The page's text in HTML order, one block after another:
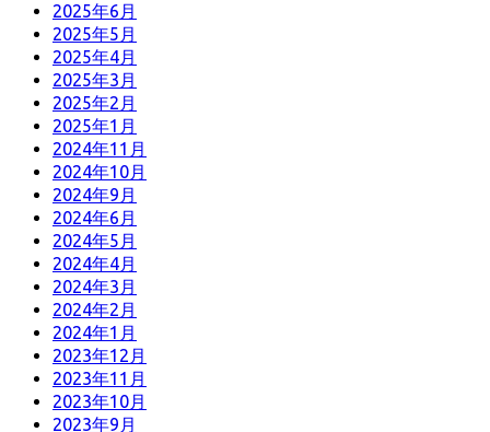
2025年6月
2025年5月
2025年4月
2025年3月
2025年2月
2025年1月
2024年11月
2024年10月
2024年9月
2024年6月
2024年5月
2024年4月
2024年3月
2024年2月
2024年1月
2023年12月
2023年11月
2023年10月
2023年9月